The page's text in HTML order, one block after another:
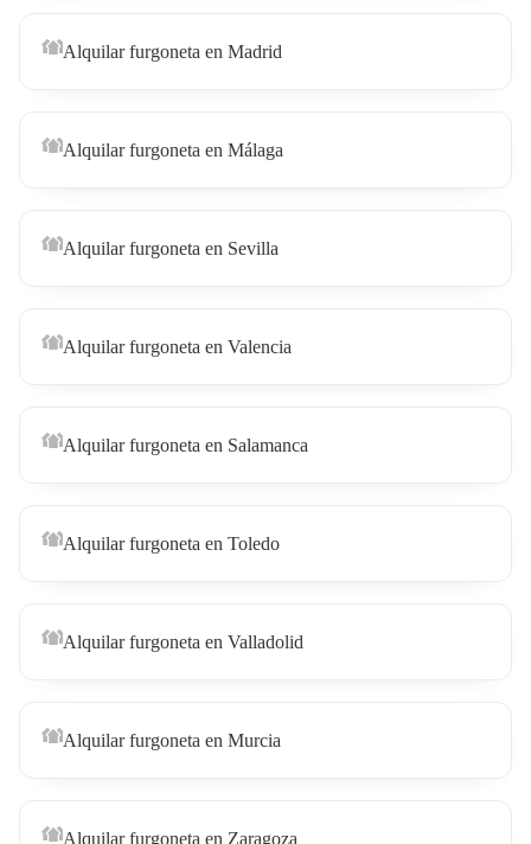
Alquilar furgoneta en Madrid
Alquilar furgoneta en Málaga
Alquilar furgoneta en Sevilla
Alquilar furgoneta en Valencia
Alquilar furgoneta en Salamanca
Alquilar furgoneta en Toledo
Alquilar furgoneta en Valladolid
Alquilar furgoneta en Murcia
Alquilar furgoneta en Zaragoza